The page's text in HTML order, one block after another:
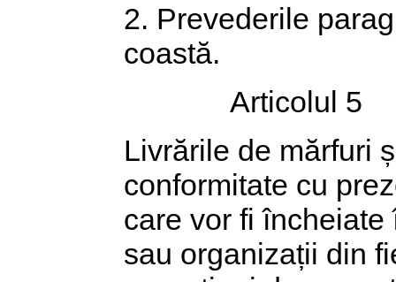
2. Prevederile
coastă.
Articolul 5
Livrările de mărfuri
conformitate cu
care vor fi
sau organizații din